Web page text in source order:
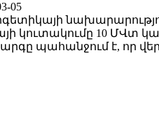
05
կուտակումը 10 ՄՎտ
պահանջում է, որ